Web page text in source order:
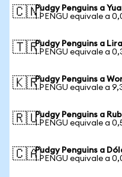
🇨🇳Pudgy Penguins a
1 PENGU equivale a
🇹🇷Pudgy Penguins a
1 PENGU equivale a
🇰🇷Pudgy Penguins a
1 PENGU equivale a
🇷🇺Pudgy Penguins a
1 PENGU equivale a
🇨🇦Pudgy Penguins a
1 PENGU equivale a